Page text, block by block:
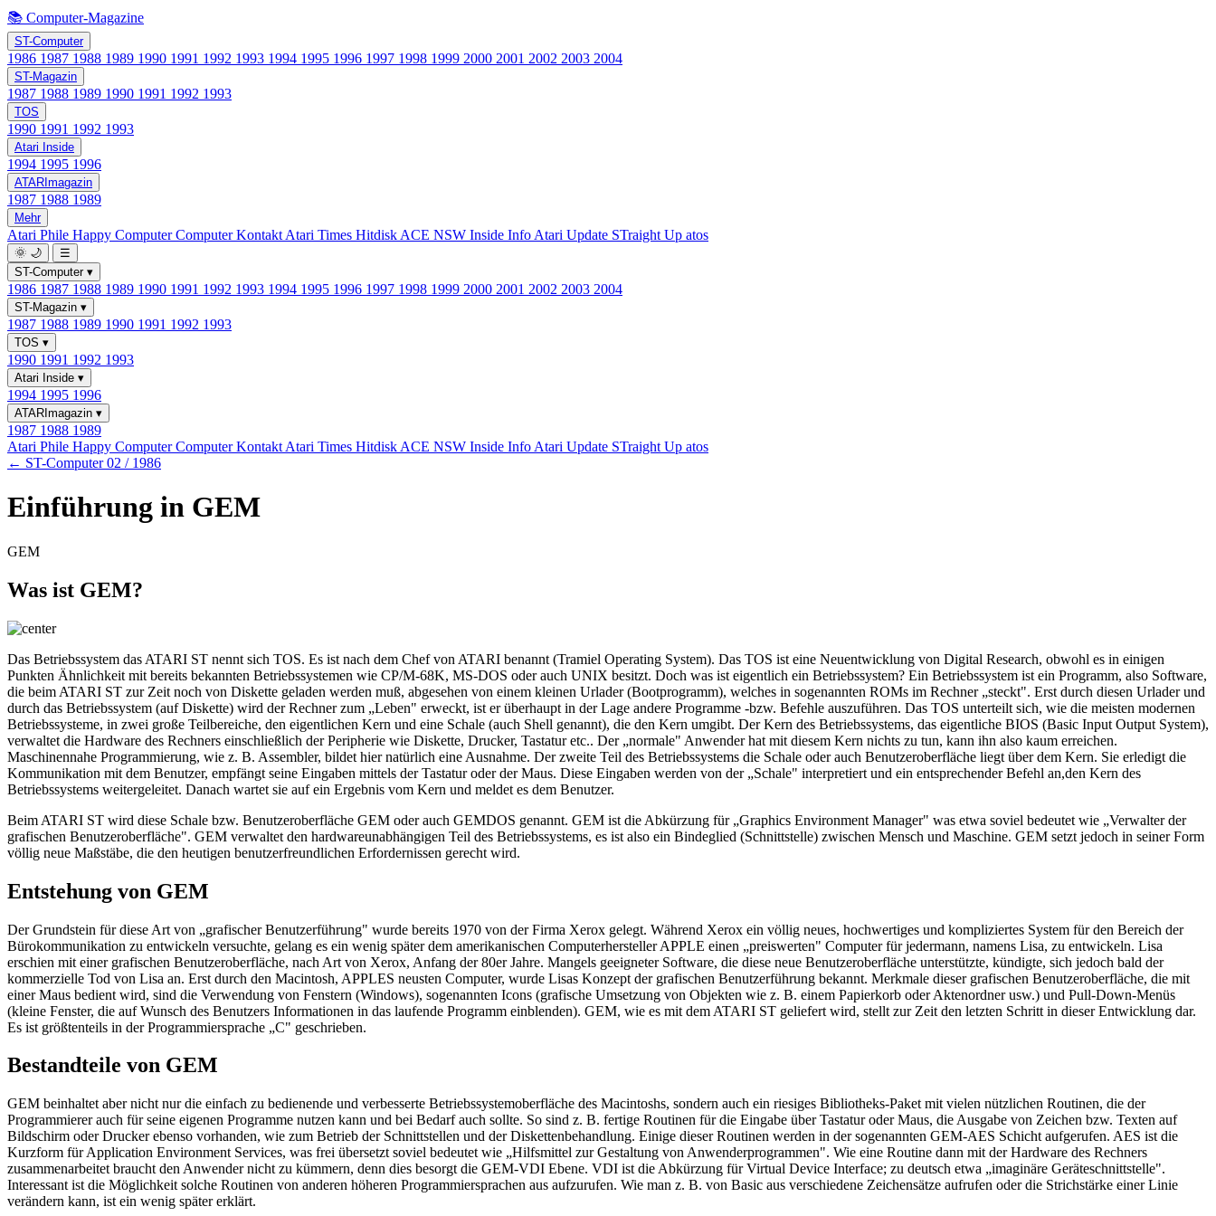
📚 Computer-Magazine
ST-Computer
1986 1987 1988 1989 1990 1991 1992 1993 1994 1995 1996 1997 1998 1999 2000 2001 2002 2003 2004
ST-Magazin
1987 1988 1989 1990 1991 1992 1993
TOS
1990 1991 1992 1993
Atari Inside
1994 1995 1996
ATARImagazin
1987 1988 1989
Mehr
Atari Phile Happy ComputerComputer Kontakt Atari Times Hitdisk ACE NSW Inside Info Atari Update STraight Up atos
🌞 🌙
☰
ST-Computer ▾
1986 1987 1988 1989 1990 1991 1992 1993 1994 1995 1996 1997 1998 1999 2000 2001 2002 2003 2004
ST-Magazin ▾
1987 1988 1989 1990 1991 1992 1993
TOS ▾
1990 1991 1992 1993
Atari Inside ▾
1994 1995 1996
ATARImagazin ▾
1987 1988 1989
Atari Phile Happy ComputerComputer Kontakt Atari Times Hitdisk ACE NSW Inside Info Atari Update STraight Up atos
← ST-Computer 02 / 1986
Einführung in GEM
GEM
Was ist GEM?
Das Betriebssystem das ATARI ST nennt sich TOS. Es ist nach dem Chef von ATARI benannt (Tramiel Operating System). Das TOS ist eine Neuentwicklung von Digital Research, obwohl es in einigen
Punkten Ähnlichkeit mit bereits bekannten Betriebssystemen wie CP/M-68K, MS-DOS oder auch UNIX besitzt. Doch was ist eigentlich ein Betriebssystem? Ein Betriebssystem ist ein Programm, also Software,
die beim ATARI ST zur Zeit noch von Diskette geladen werden muß, abgesehen von einem kleinen Urlader (Bootprogramm), welches in sogenannten ROMs im Rechner „steckt". Erst durch diesen Urlader und
durch das Betriebssystem (auf Diskette) wird der Rechner zum „Leben" erweckt, ist er überhaupt in der Lage andere Programme -bzw. Befehle auszuführen. Das TOS unterteilt sich, wie die meisten modernen
Betriebssysteme, in zwei große Teilbereiche, den eigentlichen Kern und eine Schale (auch Shell genannt), die den Kern umgibt. Der Kern des Betriebssystems, das eigentliche BIOS (Basic Input Output System),
verwaltet die Hardware des Rechners einschließlich der Peripherie wie Diskette, Drucker, Tastatur etc.. Der „normale" Anwender hat mit diesem Kern nichts zu tun, kann ihn also kaum erreichen.
Maschinennahe Programmierung, wie z. B. Assembler, bildet hier natürlich eine Ausnahme. Der zweite Teil des Betriebssystems die Schale oder auch Benutzeroberfläche liegt über dem Kern. Sie erledigt die
Kommunikation mit dem Benutzer, empfängt seine Eingaben mittels der Tastatur oder der Maus. Diese Eingaben werden von der „Schale" interpretiert und ein entsprechender Befehl an,den Kern des
Betriebssystems weitergeleitet. Danach wartet sie auf ein Ergebnis vom Kern und meldet es dem Benutzer.
Beim ATARI ST wird diese Schale bzw. Benutzeroberfläche GEM oder auch GEMDOS genannt. GEM ist die Abkürzung für „Graphics Environment Manager" was etwa soviel bedeutet wie „Verwalter der
grafischen Benutzeroberfläche". GEM verwaltet den hardwareunabhängigen Teil des Betriebssystems, es ist also ein Bindeglied (Schnittstelle) zwischen Mensch und Maschine. GEM setzt jedoch in seiner Form
völlig neue Maßstäbe, die den heutigen benutzerfreundlichen Erfordernissen gerecht wird.
Entstehung von GEM
Der Grundstein für diese Art von „grafischer Benutzerführung" wurde bereits 1970 von der Firma Xerox gelegt. Während Xerox ein völlig neues, hochwertiges und kompliziertes System für den Bereich der
Bürokommunikation zu entwickeln versuchte, gelang es ein wenig später dem amerikanischen Computerhersteller APPLE einen „preiswerten" Computer für jedermann, namens Lisa, zu entwickeln. Lisa
erschien mit einer grafischen Benutzeroberfläche, nach Art von Xerox, Anfang der 80er Jahre. Mangels geeigneter Software, die diese neue Benutzeroberfläche unterstützte, kündigte, sich jedoch bald der
kommerzielle Tod von Lisa an. Erst durch den Macintosh, APPLES neusten Computer, wurde Lisas Konzept der grafischen Benutzerführung bekannt. Merkmale dieser grafischen Benutzeroberfläche, die mit
einer Maus bedient wird, sind die Verwendung von Fenstern (Windows), sogenannten Icons (grafische Umsetzung von Objekten wie z. B. einem Papierkorb oder Aktenordner usw.) und Pull-Down-Menüs
(kleine Fenster, die auf Wunsch des Benutzers Informationen in das laufende Programm einblenden). GEM, wie es mit dem ATARI ST geliefert wird, stellt zur Zeit den letzten Schritt in dieser Entwicklung dar.
Es ist größtenteils in der Programmiersprache „C" geschrieben.
Bestandteile von GEM
GEM beinhaltet aber nicht nur die einfach zu bedienende und verbesserte Betriebssystemoberfläche des Macintoshs, sondern auch ein riesiges Bibliotheks-Paket mit vielen nützlichen Routinen, die der
Programmierer auch für seine eigenen Programme nutzen kann und bei Bedarf auch sollte. So sind z. B. fertige Routinen für die Eingabe über Tastatur oder Maus, die Ausgabe von Zeichen bzw. Texten auf
Bildschirm oder Drucker ebenso vorhanden, wie zum Betrieb der Schnittstellen und der Diskettenbehandlung. Einige dieser Routinen werden in der sogenannten GEM-AES Schicht aufgerufen. AES ist die
Kurzform für Application Environment Services, was frei übersetzt soviel bedeutet wie „Hilfsmittel zur Gestaltung von Anwenderprogrammen". Wie eine Routine dann mit der Hardware des Rechners
zusammenarbeitet braucht den Anwender nicht zu kümmern, denn dies besorgt die GEM-VDI Ebene. VDI ist die Abkürzung für Virtual Device Interface; zu deutsch etwa „imaginäre Geräteschnittstelle".
Interessant ist die Möglichkeit solche Routinen von anderen höheren Programmiersprachen aus aufzurufen. Wie man z. B. von Basic aus verschiedene Zeichensätze aufrufen oder die Strichstärke einer Linie
verändern kann, ist ein wenig später erklärt.